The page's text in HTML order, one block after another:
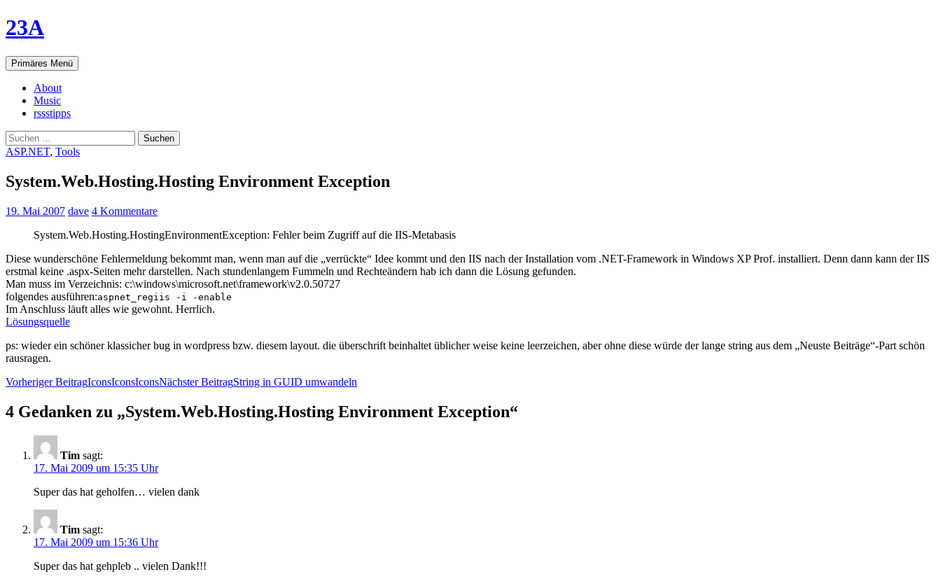
23A
Suchen
Primäres Menü Springe
zum
About
Music
rssstipps
Suchen
nach:
ASP.NET, Tools
System.Web.Hosting.Hosting Environment Exception
19. Mai 2007 dave 4 Kommentare
System.Web.Hosting.HostingEnvironmentException: Fehler beim Zugriff auf die IIS-Metabasis
Diese wunderschöne Fehlermeldung bekommt man, wenn man auf die „verrückte“ Idee kommt und den IIS nach der Installation vom .NET-Framework in Windows XP Prof. installiert. Denn dann kann der IIS
erstmal keine .aspx-Seiten mehr darstellen. Nach stundenlangem Fummeln und Rechteändern hab ich dann die Lösung gefunden.
Man muss im Verzeichnis: c:\windows\microsoft.net\framework\v2.0.50727
folgendes ausführen:aspnet_regiis -i -enable
Im Anschluss läuft alles wie gewohnt. Herrlich.
Lösungsquelle
ps: wieder ein schöner klassicher bug in wordpress bzw. diesem layout. die überschrift beinhaltet üblicher weise keine leerzeichen, aber ohne diese würde der lange string aus dem „Neuste Beiträge“-Part schön
rausragen.
Beitrags-
Navigation
Vorheriger BeitragIconsIconsIconsNächster BeitragString in GUID umwandeln
4 Gedanken zu „System.Web.Hosting.Hosting Environment Exception“
Tim sagt:
17. Mai 2009 um 15:35 Uhr
Super das hat geholfen… vielen dank
Tim sagt:
17. Mai 2009 um 15:36 Uhr
Super das hat gehpleb .. vielen Dank!!!